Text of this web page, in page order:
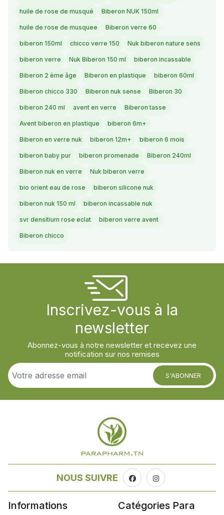
huile de rose de musqué Biberon NUK 150ml
huile de rose de musquee Biberon verre 60
biberon 150ml chicco verre 150 Nuk biberon nature sens
biberon verre Nuk Biberon 150 ml biberon incassable
Biberon 2 ème âge Biberon en plastique biberon 60ml
Biberon chicco 330 Biberon nuk sense Biberon 30
biberon 240 ml avent en verre Biberon tasse
Avent biberon en plastique biberon 6m+
Biberon en verre nuk biberon 12m+ biberon 6 mois
biberon baby pur biberon promenade Biberon 240ml
Biberon nuk en verre Nuk biberon verre
bio orient eau de rose biberon silicone nuk
biberon nuk 150 ml biberon incassable nuk
svr densitium rose eclat biberon verre avent
Biberon chicco
Inscrivez-vous à la
newsletter
Abonnez-vous à notre newsletter et recevez une
notification sur nos remises
S'ABONNER
NOUS SUIVRE
Informations Catégories Para